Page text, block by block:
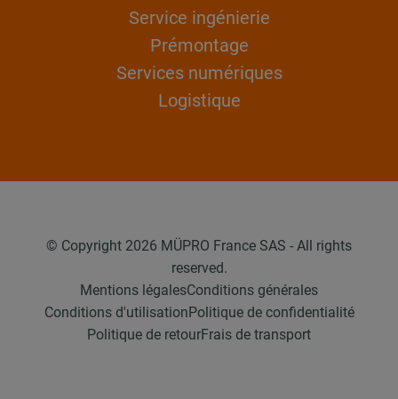
Service ingénierie
Prémontage
Services numériques
Logistique
© Copyright 2026 MÜPRO France SAS - All rights
reserved.
Mentions légalesConditions générales
Conditions d'utilisationPolitique de confidentialité
Politique de retourFrais de transport